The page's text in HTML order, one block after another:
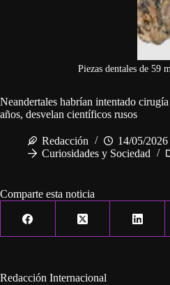
Piezas dentales de 59
Neandertales habrían intentado
años, desvelan científicos rusos
Redacción
14/05/2026
Curiosidades y Sociedad
Comparte esta noticia
Redacción Internacional